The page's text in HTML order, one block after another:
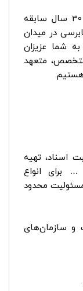
موسسه اندیشه حساب رسا با بیش از 30 سال سابقه
در میدان
به شما عزیزان
متعهد
هستیم.
اسناد، تهیه
… برای انواع
محدود
و سازمان‌های